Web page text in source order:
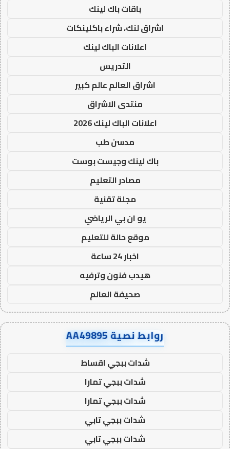
باقات باك لينك
اشراق لنك، شراء باكلينكات
اعلانات الباك لينك
التدريس
اشراق العالم عالم كبير
منتدى الاشراق
اعلانات الباك لينك 2026
مدسن طب
باك لينك وجيست بوست
مصادر التعليم
مجلة تقنية
يو ان بي الرياضي
موقع حالة للتعليم
اخبار 24 ساعة
هيدب فنون وترفيه
صحيفة العالم
روابط نصية AA49895
شدات ببجي اقساط
شدات ببجي تمارا
شدات ببجي تمارا
شدات ببجي تابي
شدات ببجي تابي